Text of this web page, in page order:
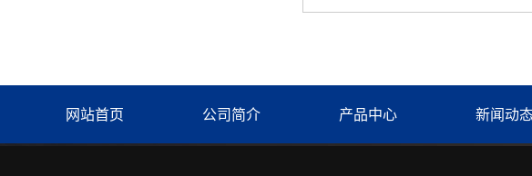
网站首页 公司简介 产品中心 新闻动